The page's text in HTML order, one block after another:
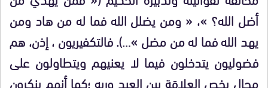
أضل الله؟ »، « ومن يضلل الله فما له من هاد ومن
يهد الله فما له من مضل »…). فالتكفيريون ، إذن، هم
فضوليون يتدخلون فيما لا يعنيهم ويتطاولون على
مجال يخص العلاقة بين العبد وربه ؛كما أنهم ينكرون